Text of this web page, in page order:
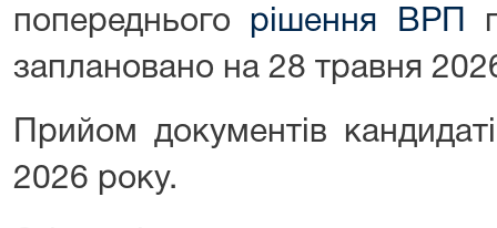
попереднього рішення ВРП
заплановано на 28 травня
Прийом документів
2026 року.